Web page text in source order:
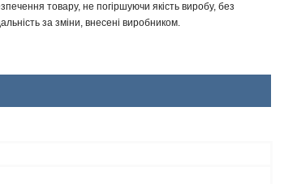
товару, не погіршуючи якість виробу, без
за зміни, внесені виробником.